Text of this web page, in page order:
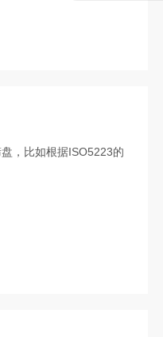
，比如根据ISO5223的